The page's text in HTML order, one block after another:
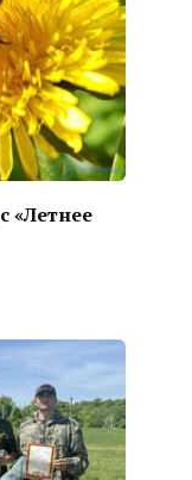
«Летнее